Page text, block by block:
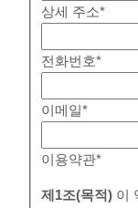
상세 주소*
전화번호*
이메일*
이용약관*
제 1조(목적) 이